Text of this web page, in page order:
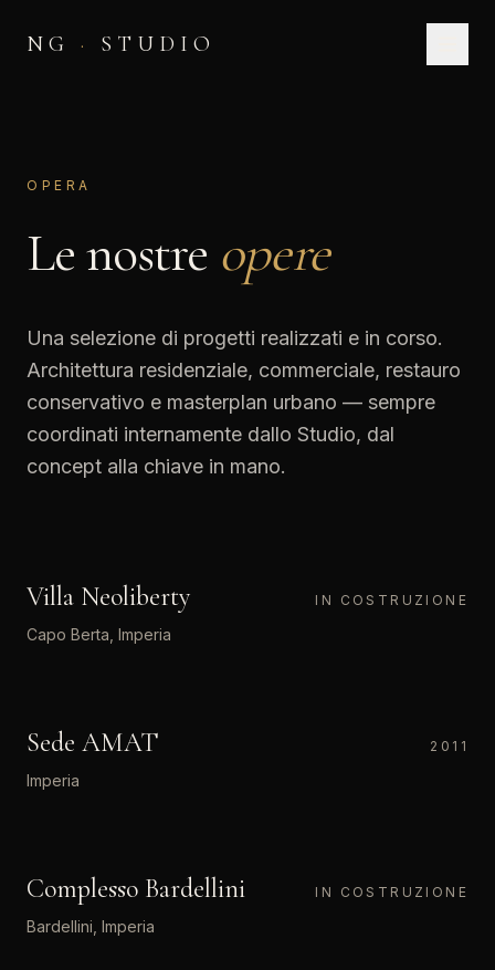
NG · STUDIO
OPERA
Le nostre opere
Una selezione di progetti realizzati e in corso.
Architettura residenziale, commerciale, restauro
conservativo e masterplan urbano — sempre
coordinati internamente dallo Studio, dal
concept alla chiave in mano.
01 LQS
Villa Neoliberty IN COSTRUZIONE
Capo Berta, Imperia
02
Sede AMAT 2011
Imperia
03
Complesso Bardellini IN COSTRUZIONE
Bardellini, Imperia